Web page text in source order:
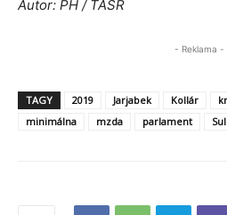
Autor: PH / TASR
- Reklama -
TAGY 2019 Jarjabek Kollár
minimálna
mzda parlament